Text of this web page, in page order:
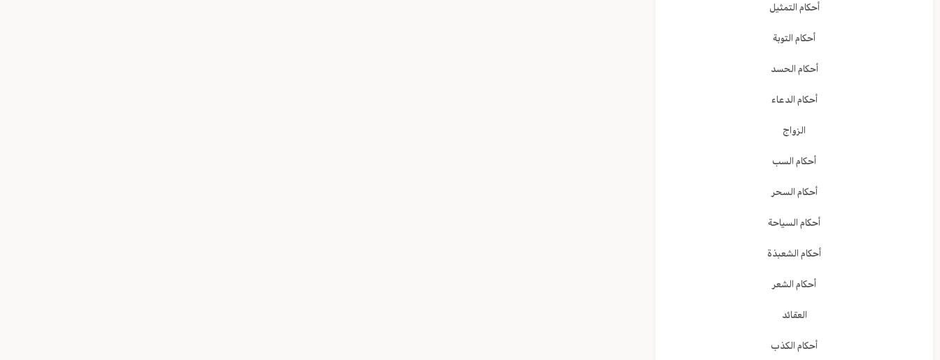
أحكام التمثيل
أحكام التوبة
أحكام الحسد
أحكام الدعاء
الزواج
أحكام السب
أحكام السحر
أحكام السياحة
أحكام الشعبذة
أحكام الشعر
العقائد
أحكام الكذب